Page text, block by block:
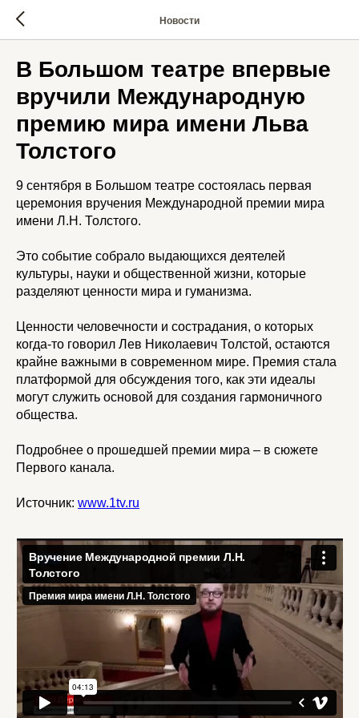
Новости
В Большом театре впервые
вручили Международную
премию мира имени Льва
Толстого
9 сентября в Большом театре состоялась первая
церемония вручения Международной премии мира
имени Л.Н. Толстого.
Это событие собрало выдающихся деятелей
культуры, науки и общественной жизни, которые
разделяют ценности мира и гуманизма.
Ценности человечности и сострадания, о которых
когда-то говорил Лев Николаевич Толстой, остаются
крайне важными в современном мире. Премия стала
платформой для обсуждения того, как эти идеалы
могут служить основой для создания гармоничного
общества.
Подробнее о прошедшей премии мира – в сюжете
Первого канала.
Источник: www.1tv.ru